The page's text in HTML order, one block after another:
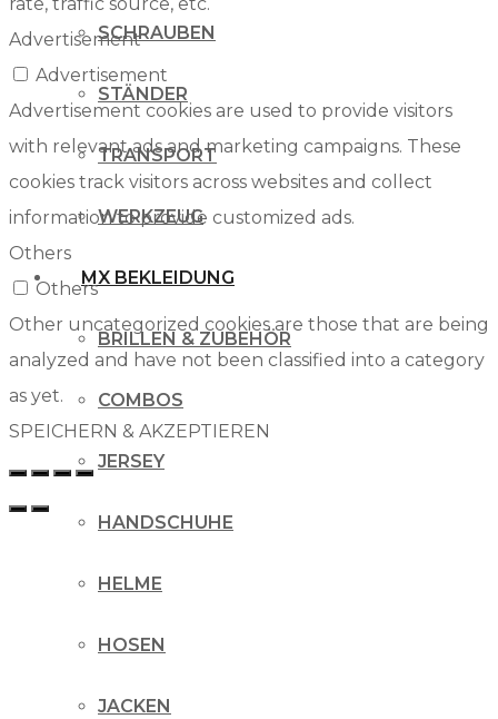
SCHRAUBEN
STÄNDER
TRANSPORT
WERKZEUG
MX BEKLEIDUNG
BRILLEN & ZUBEHÖR
COMBOS
JERSEY
HANDSCHUHE
HELME
HOSEN
JACKEN
Advertisement
Advertisement
Advertisement cookies are used to provide visitors
with relevant ads and marketing campaigns. These
cookies track visitors across websites and collect
information to provide customized ads.
Others
Others
Other uncategorized cookies are those that are being
analyzed and have not been classified into a category
as yet.
SPEICHERN & AKZEPTIEREN